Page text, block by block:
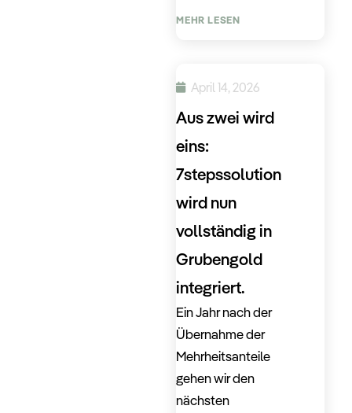
MEHR LESEN
April 14, 2026
Aus zwei wird
eins:
7stepssolution
wird nun
vollständig in
Grubengold
integriert.
Ein Jahr nach der
Übernahme der
Mehrheitsanteile
gehen wir den
nächsten